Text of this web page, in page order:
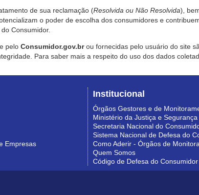
de sua reclamação (Resolvida ou Não Resolvida),
o poder de escolha dos consumidores e
Consumidor.
pelo Consumidor.gov.brou fornecidas pelo usuário do site
Para saber mais a respeito do uso dos dados
Empresas
Institucional
Órgãos Gestores e de
Ministério da Justiça e Segurança
Secretaria Nacional do
Sistema Nacional de Defesa do
Como Aderir - Órgãos de
Quem Somos
Código de Defesa do